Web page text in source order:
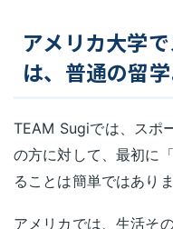
アメリカ大学
は、普通の留
TEAM Sugiでは、スポ
の方に対して、最初に
ることは簡単ではあり
アメリカでは、生活そ